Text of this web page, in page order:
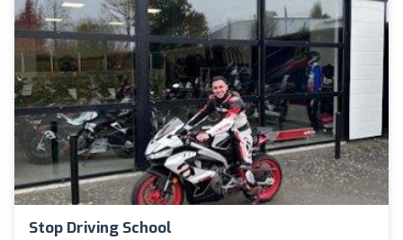
Stop Driving School